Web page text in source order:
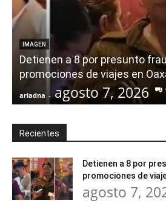
IMAGEN
Detienen a 8 por presunto
promociones de viajes en
ariadna - agosto 7, 2026
Recientes
Detienen a 8 por
promociones de
agosto 7,